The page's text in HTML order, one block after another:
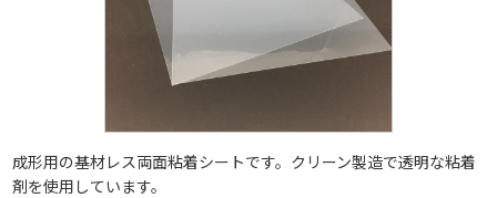
成形用の基材レス両面粘着シートです。クリーン製造で透明な粘着
剤を使用しています。